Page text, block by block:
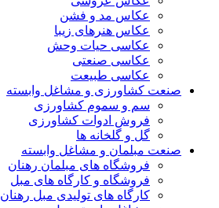
عکاس مد و فشن
عکاس هنرهای زیبا
عکاسی حیات وحش
عکاسی صنعتی
عکاسی طبیعت
صنعت کشاورزی و مشاغل وابسته
سم و سموم کشاورزی
فروش ادوات کشاورزی
گل و گلخانه ها
صنعت مبلمان و مشاغل وابسته
فروشگاه های مبلمان رهنان
فروشگاه و کارگاه های مبل
کارگاه های تولیدی مبل رهنان